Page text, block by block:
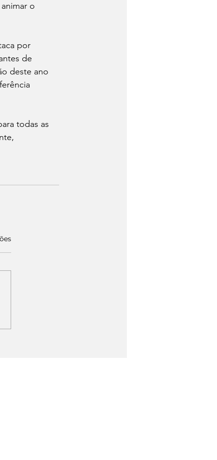
o
por
de
deste ano
todas as